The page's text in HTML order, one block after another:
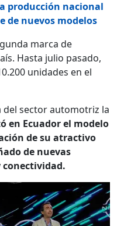
producción nacional
de nuevos modelos
marca de
Hasta julio pasado,
unidades en el
del sector automotriz la
en Ecuador el modelo
de su atractivo
de nuevas
conectividad.